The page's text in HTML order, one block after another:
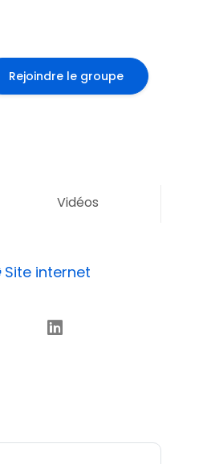
Rejoindre le groupe
Vidéos
Site internet